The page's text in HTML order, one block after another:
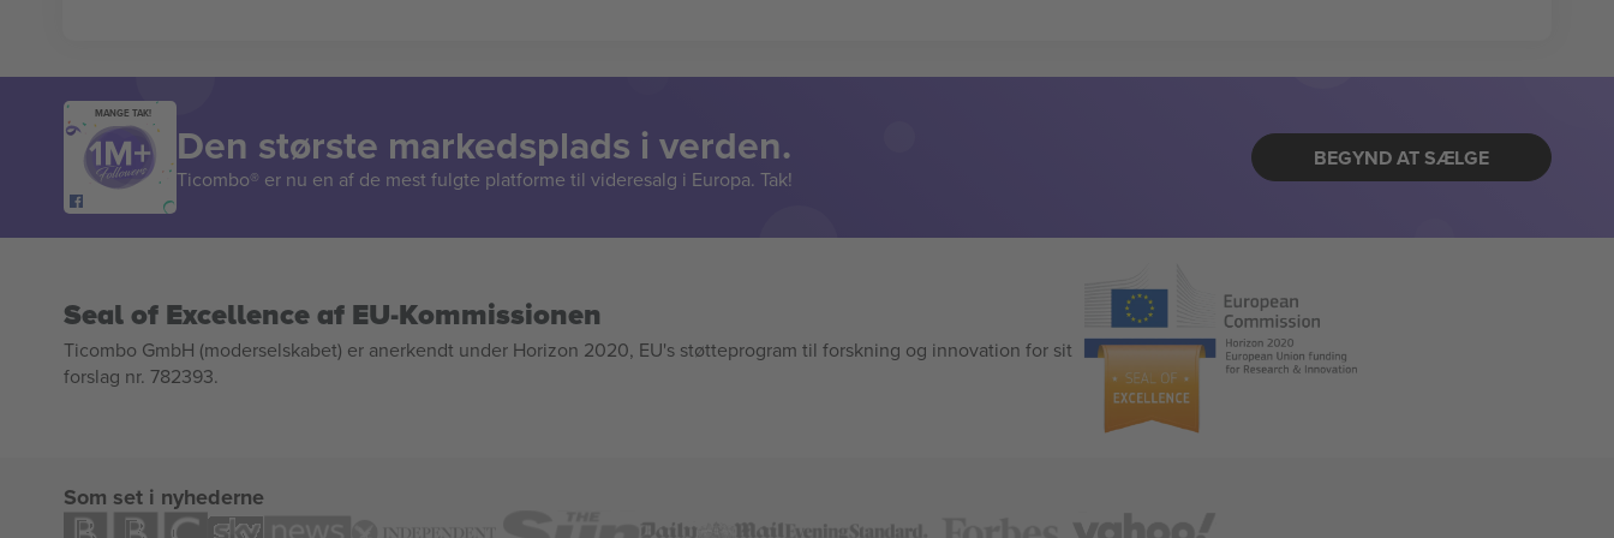
MANGE TAK!
Den største markedsplads i verden.
Ticombo® er nu en af de mest fulgte platforme til videresalg i Europa. Tak!
BEGYND AT SÆLGE
Seal of Excellence af EU-Kommissionen
Ticombo GmbH (moderselskabet) er anerkendt under Horizon 2020, EU's støtteprogram til forskning og innovation for sit
forslag nr. 782393.
Som set i nyhederne